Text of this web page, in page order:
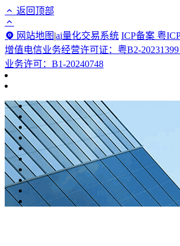
返回顶部
网站地图 |ai量化交易系统 ICP备案 粤
增值电信业务经营许可证：粤B2-
业务许可：B1-20240748